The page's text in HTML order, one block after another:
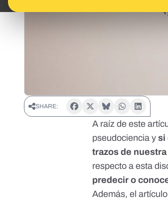
SHARE:
A raíz de este
pseudociencia ysi
trazos de
respecto a esta
predecir o
Además, el